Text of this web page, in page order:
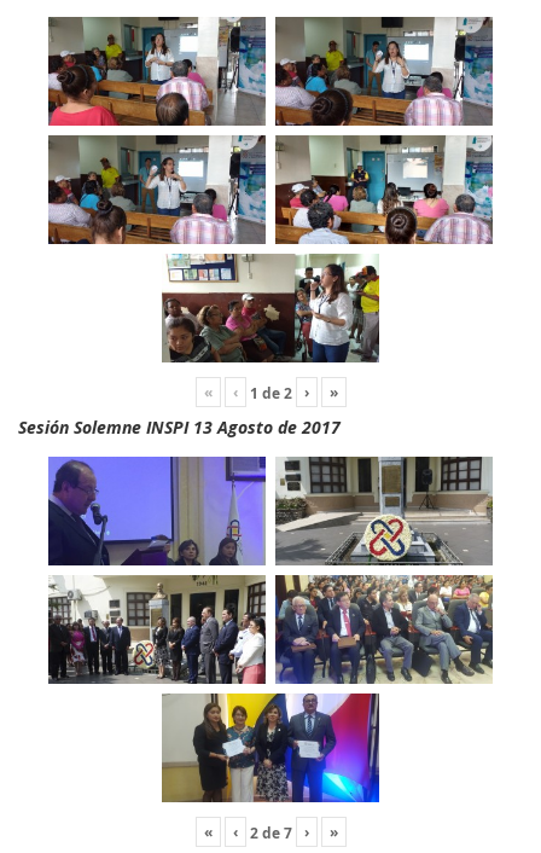
« ‹ 1 de2 › »
Sesión Solemne INSPI 13 Agosto de 2017
« ‹ 2de7 › »